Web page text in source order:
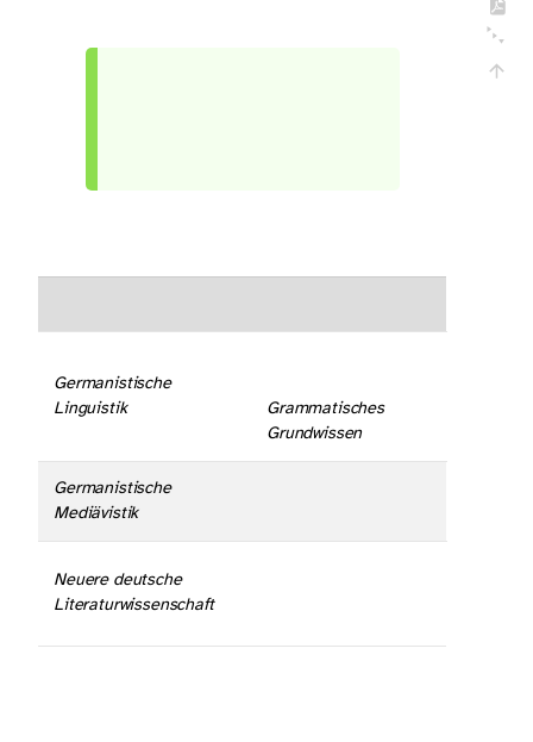
Germanistische
Linguistik
Grammatisches
Grundwissen
Germanistische
Mediävistik
Neuere deutsche
Literaturwissenschaft